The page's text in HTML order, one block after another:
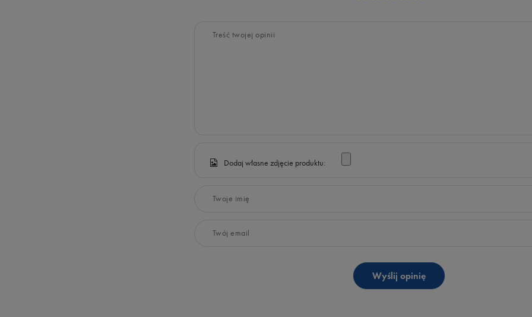
Treść twojej opinii
Dodaj własne zdjęcie produktu:
Twoje imię
Twój email
Wyślij opinię